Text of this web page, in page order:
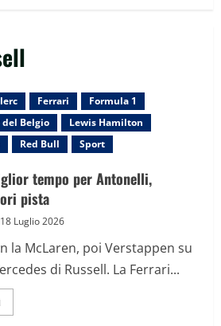
Ferrari
Formula 1
del Belgio
Lewis Hamilton
Red Bull Sport
tempo per Antonelli,
pista
18 Luglio 2026
la McLaren, poi Verstappen su
di Russell. La Ferrari...
informazioni